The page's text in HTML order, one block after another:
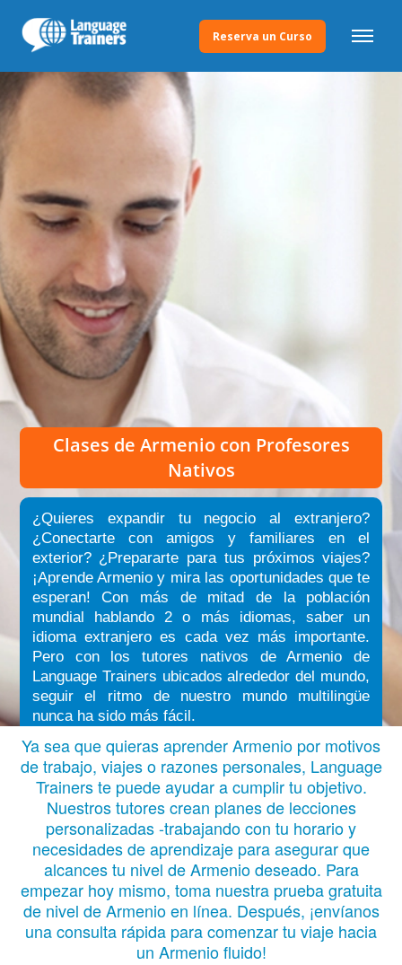
Reserva un Curso
Clases de Armeniocon Profesores
Nativos
¿Quieres expandir tu negocio al extranjero?
¿Conectarte con amigos y familiares en el
exterior? ¿Prepararte para tus próximos viajes?
¡Aprende Armenio y mira las oportunidades que te
esperan! Con más de mitad de la población
mundial hablando 2 o más idiomas, saber un
idioma extranjero es cada vez más importante.
Pero con los tutores nativos de Armenio de
Language Trainers ubicados alrededor del mundo,
seguir el ritmo de nuestro mundo multilingüe
nunca ha sido más fácil.
Ya sea que quieras aprender Armenio por motivos
de trabajo, viajes o razones personales, Language
Trainers te puede ayudar a cumplir tu objetivo.
Nuestros tutores crean planes de lecciones
personalizadas -trabajando con tu horario y
necesidades de aprendizaje para asegurar que
alcances tu nivel de Armenio deseado. Para
empezar hoy mismo, toma nuestra prueba gratuita
de nivel de Armenio en línea. Después, ¡envíanos
una consulta rápida para comenzar tu viaje hacia
un Armenio fluido!